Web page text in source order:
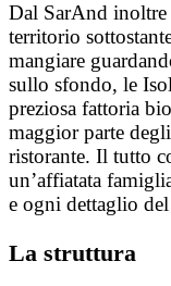
Dal SarAnd inoltre
territorio
mangiare
sullo sfondo, le
preziosa fattoria
maggior parte
ristorante. Il tutto
un’affiatata
e ogni dettaglio
La struttura